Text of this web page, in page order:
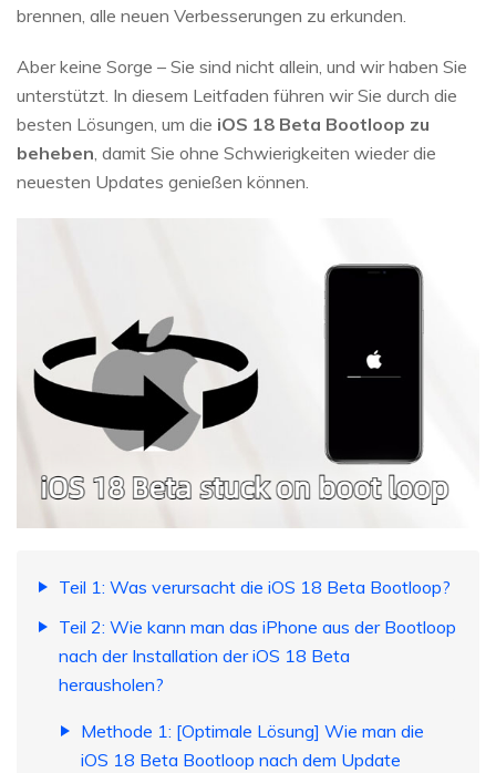
brennen, alle neuen Verbesserungen zu erkunden.
Aber keine Sorge – Sie sind nicht allein, und wir haben Sie
unterstützt. In diesem Leitfaden führen wir Sie durch die
besten Lösungen, um die iOS 18 Beta Bootloop zu
beheben, damit Sie ohne Schwierigkeiten wieder die
neuesten Updates genießen können.
Teil 1: Was verursacht die iOS 18 Beta Bootloop?
Teil 2: Wie kann man das iPhone aus der Bootloop
nach der Installation der iOS 18 Beta
herausholen?
Methode 1: [Optimale Lösung] Wie man die
iOS 18 Beta Bootloop nach dem Update